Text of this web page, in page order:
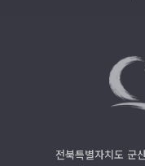
전북특별자치도 군